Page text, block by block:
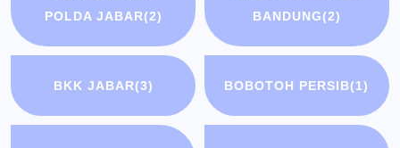
POLDA JABAR(2)
BANDUNG(2)
BKK JABAR(3) BOBOTOH PERSIB(1)